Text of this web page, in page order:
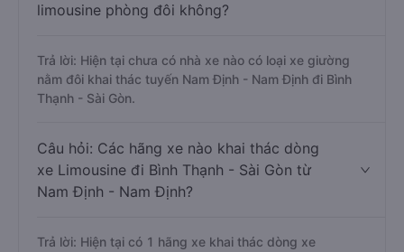
limousine phòng đôi không?
Trả lời: Hiện tại chưa có nhà xe nào có loại xe giường
nằm đôi khai thác tuyến Nam Định - Nam Định đi Bình
Thạnh - Sài Gòn.
Câu hỏi: Các hãng xe nào khai thác dòng
xe Limousine đi Bình Thạnh - Sài Gòn từ
Nam Định - Nam Định?
Trả lời: Hiện tại có 1 hãng xe khai thác dòng xe